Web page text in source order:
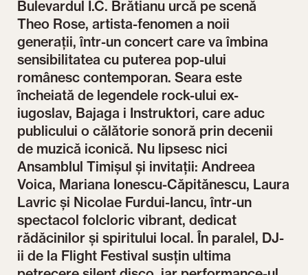
Bulevardul I.C. Brătianu urcă pe scenă
Theo Rose, artista-fenomen a noii
generații, într-un concert care va îmbina
sensibilitatea cu puterea pop-ului
românesc contemporan. Seara este
încheiată de legendele rock-ului ex-
iugoslav, Bajaga i Instruktori, care aduc
publicului o călătorie sonoră prin decenii
de muzică iconică. Nu lipsesc nici
Ansamblul Timișul și invitații: Andreea
Voica, Mariana Ionescu-Căpitănescu, Laura
Lavric și Nicolae Furdui-Iancu, într-un
spectacol folcloric vibrant, dedicat
rădăcinilor și spiritului local. În paralel, DJ-
ii de la Flight Festival susțin ultima